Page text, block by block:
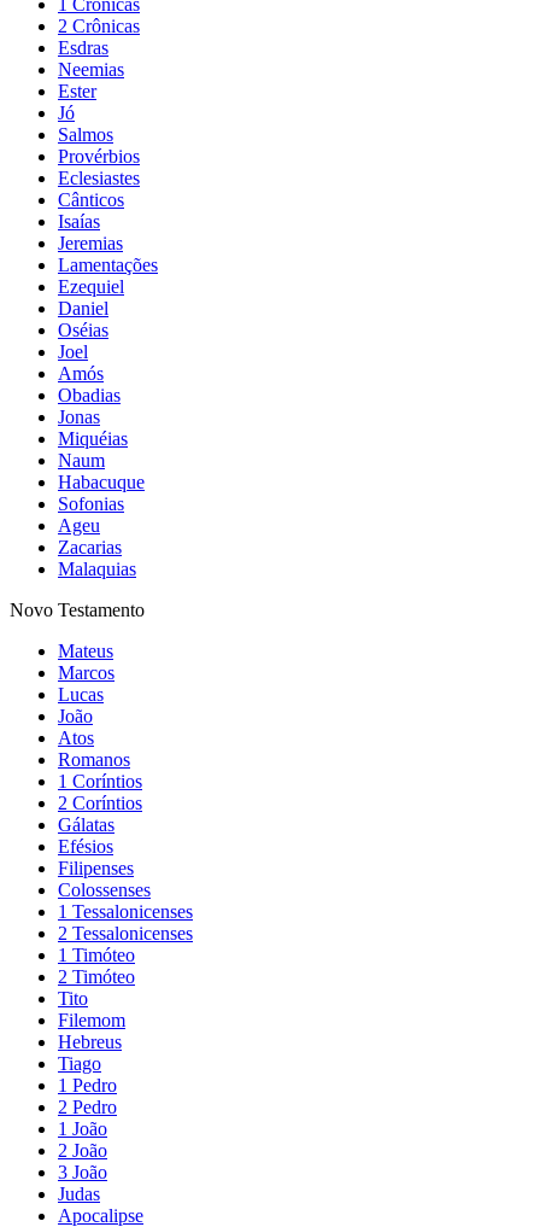
2 Crônicas
Esdras
Neemias
Ester
Jó
Salmos
Provérbios
Eclesiastes
Cânticos
Isaías
Jeremias
Lamentações
Ezequiel
Daniel
Oséias
Joel
Amós
Obadias
Jonas
Miquéias
Naum
Habacuque
Sofonias
Ageu
Zacarias
Malaquias
Novo Testamento
Mateus
Marcos
Lucas
João
Atos
Romanos
1 Coríntios
2 Coríntios
Gálatas
Efésios
Filipenses
Colossenses
1 Tessalonicenses
2 Tessalonicenses
1 Timóteo
2 Timóteo
Tito
Filemom
Hebreus
Tiago
1 Pedro
2 Pedro
1 João
2 João
3 João
Judas
Apocalipse